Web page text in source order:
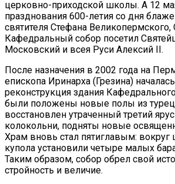
церковно-приходской школы. А 12
празднования 600-летия со дня
святителя Стефана
Кафедральный собор посетил
Московский и всея Руси Алексий II.
После назначения в 2002 года на
епископа Иринарха (Грезина)
реконструкция здания
были положены новые полы из
восстановлен утраченный третий
колокольни, подняты новые
Храм вновь стал пятиглавым: вокруг
купола установили четыре малых
Таким образом, собор обрел свой
стройность и величие.